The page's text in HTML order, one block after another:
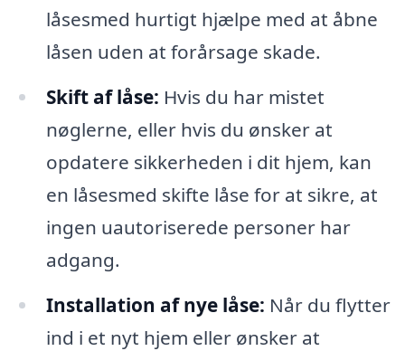
låsesmed hurtigt hjælpe med at åbne
låsen uden at forårsage skade.
Skift af låse: Hvis du har mistet
nøglerne, eller hvis du ønsker at
opdatere sikkerheden i dit hjem, kan
en låsesmed skifte låse for at sikre, at
ingen uautoriserede personer har
adgang.
Installation af nye låse: Når du flytter
ind i et nyt hjem eller ønsker at